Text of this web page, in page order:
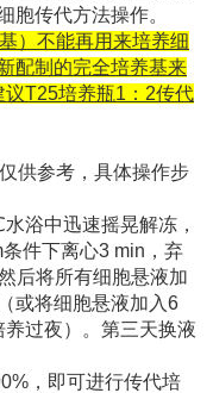
胞传代方法操作。
）不能再用来培养细
配制的完全培养基来
T25培养瓶1：2传代
供参考，具体操作步
浴中迅速摇晃解冻，
件下离心3 min，弃
后将所有细胞悬液加
或将细胞悬液加入6
过夜）。第三天换液
，即可进行传代培